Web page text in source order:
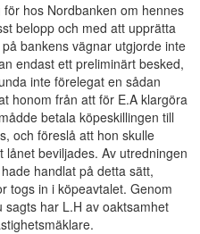
hos Nordbanken om hennes
belopp och med att upprätta
bankens vägnar utgjorde inte
endast ett preliminärt besked,
inte förelegat en sådan
honom från att för E.A klargöra
betala köpeskillingen till
och föreslå att hon skulle
beviljades. Av utredningen
handlat på detta sätt,
togs in i köpeavtalet. Genom
har L.H av oaktsamhet